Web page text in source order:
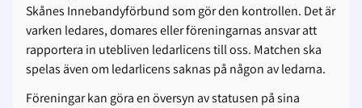
Skånes Innebandyförbund som gör den kontrollen. Det är
varken ledares, domares eller föreningarnas ansvar att
rapportera in utebliven ledarlicens till oss. Matchen ska
spelas även om ledarlicens saknas på någon av ledarna.
Föreningar kan göra en översyn av statusen på sina